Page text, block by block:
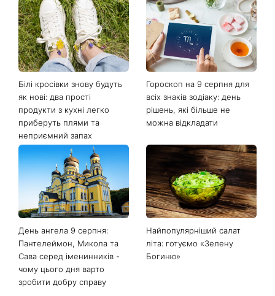
Білі кросівки знову будуть
як нові: два прості
продукти з кухні легко
приберуть плями та
неприємний запах
Гороскоп на 9 серпня для
всіх знаків зодіаку: день
рішень, які більше не
можна відкладати
День ангела 9 серпня:
Пантелеймон, Микола та
Сава серед іменинників -
чому цього дня варто
зробити добру справу
Найпопулярніший салат
літа: готуємо «Зелену
Богиню»